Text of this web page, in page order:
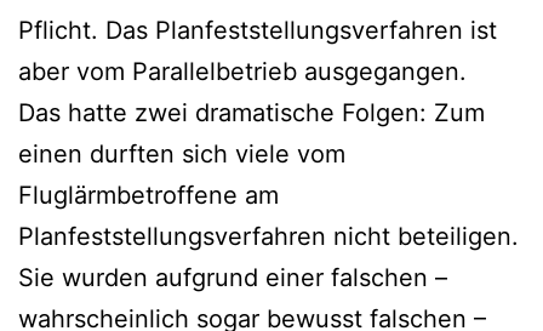
Pflicht. Das Planfeststellungsverfahren ist
aber vom Parallelbetrieb ausgegangen.
Das hatte zwei dramatische Folgen: Zum
einen durften sich viele vom
Fluglärmbetroffene am
Planfeststellungsverfahren nicht beteiligen.
Sie wurden aufgrund einer falschen –
wahrscheinlich sogar bewusst falschen –